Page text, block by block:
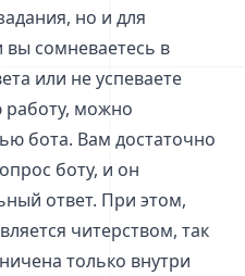
но и для
сомневаетесь в
или не успеваете
можно
бота. Вам достаточно
боту, и он
ответ. При этом,
читерством, так
только внутри